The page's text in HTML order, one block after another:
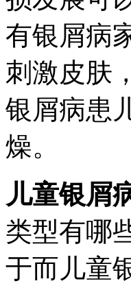
有银屑病
刺激皮肤
银屑病患
燥。
儿童银屑
类型有哪
于而儿童